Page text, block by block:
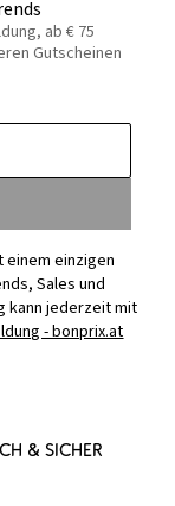
ab € 75
Gutscheinen
einem einzigen
Sales und
kann jederzeit mit
- bonprix.at
& sicher